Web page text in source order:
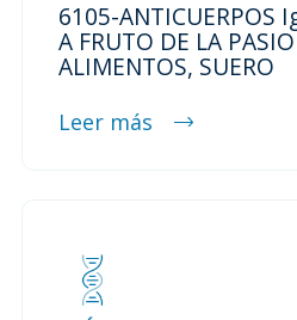
6105-ANTICUERPOS
A FRUTO DE LA
ALIMENTOS, SUERO
Leer más